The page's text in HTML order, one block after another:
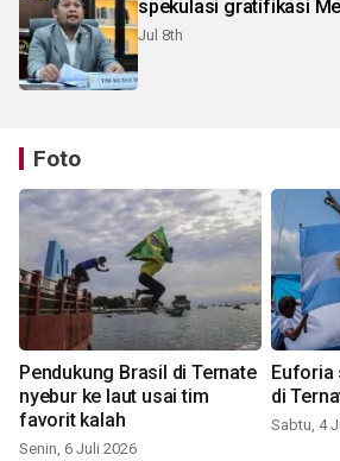
spekulasi gratifikasi
Jul 8th
Foto
Pendukung Brasil di Ternate
nyebur ke laut usai tim
favorit kalah
Senin, 6 Juli 2026
Euforia
di
Sabtu, 4